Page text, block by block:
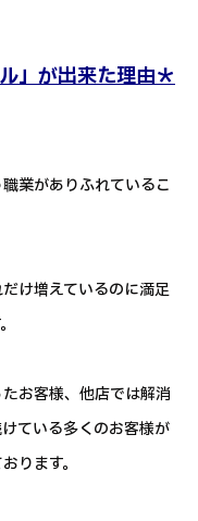
」が出来た理由＊
業がありふれているこ
け増えているのに満足
お客様、他店では解消
ている多くのお客様が
ります。